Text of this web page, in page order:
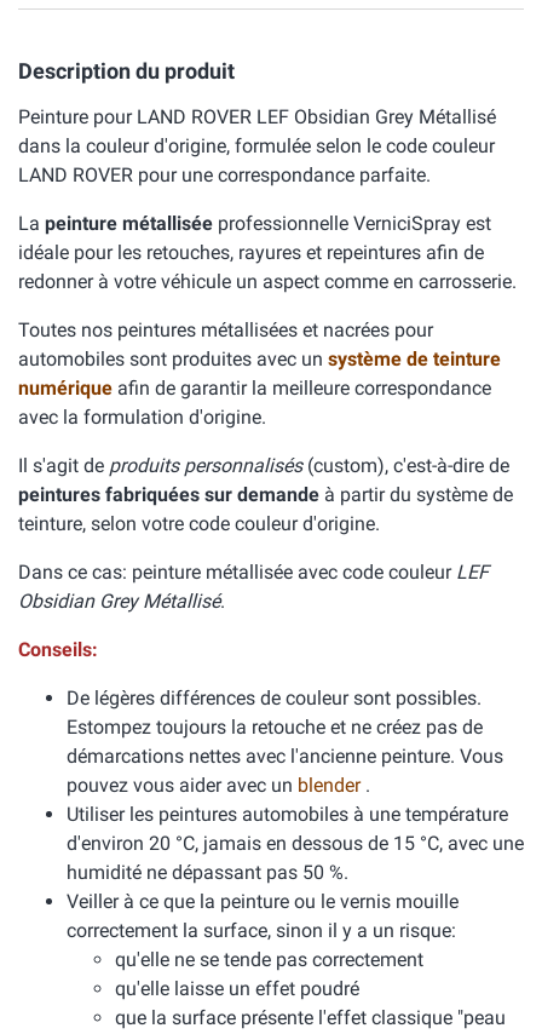
Description du produit
Peinture pour LAND ROVER LEF Obsidian Grey Métallisé
dans la couleur d'origine, formulée selon le code couleur
LAND ROVER pour une correspondance parfaite.
La peinture métallisée professionnelle VerniciSpray est
idéale pour les retouches, rayures et repeintures afin de
redonner à votre véhicule un aspect comme en carrosserie.
Toutes nos peintures métallisées et nacrées pour
automobiles sont produites avec un système de teinture
numérique afin de garantir la meilleure correspondance
avec la formulation d'origine.
Il s'agit de produits personnalisés(custom), c'est-à-dire de
peintures fabriquées sur demande à partir du système de
teinture, selon votre code couleur d'origine.
Dans ce cas: peinture métallisée avec code couleur LEF
Obsidian Grey Métallisé.
Conseils:
De légères différences de couleur sont possibles.
Estompez toujours la retouche et ne créez pas de
démarcations nettes avec l'ancienne peinture. Vous
pouvez vous aider avec un blender .
Utiliser les peintures automobiles à une température
d'environ 20 °C, jamais en dessous de 15 °C, avec une
humidité ne dépassant pas 50 %.
Veiller à ce que la peinture ou le vernis mouille
correctement la surface, sinon il y a un risque:
qu'elle ne se tende pas correctement
qu'elle laisse un effet poudré
que la surface présente l'effet classique "peau